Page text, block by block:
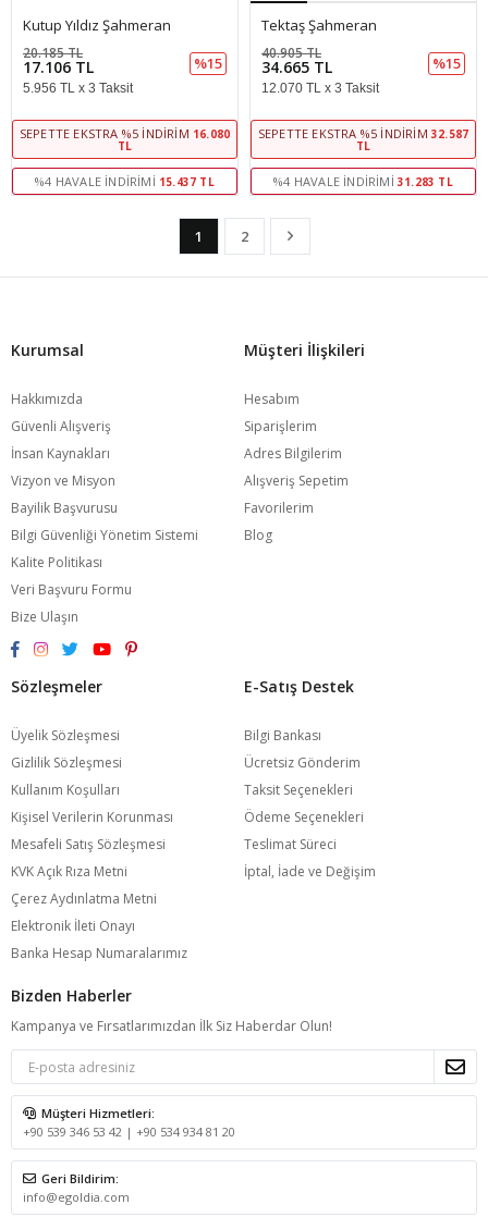
Kutup Yıldız Şahmeran
17.106 TL
20.185 TL
%15
5.956 TL x 3 Taksit
SEPETTE EKSTRA %5 İNDIRIM 16.080
TL
%4 HAVALE İNDIRIMI 15.437 TL
Tektaş Şahmeran
34.665 TL
40.905 TL
%15
12.070 TL x 3 Taksit
SEPETTE EKSTRA %5 İNDIRIM 32.587
TL
%4 HAVALE İNDIRIMI 31.283 TL
1 2
Kurumsal
Hakkımızda
Güvenli Alışveriş
İnsan Kaynakları
Vizyon ve Misyon
Bayilik Başvurusu
Bilgi Güvenliği Yönetim Sistemi
Kalite Politikası
Veri Başvuru Formu
Bize Ulaşın
Müşteri İlişkileri
Hesabım
Siparişlerim
Adres Bilgilerim
Alışveriş Sepetim
Favorilerim
Blog
Sözleşmeler
Üyelik Sözleşmesi
Gizlilik Sözleşmesi
Kullanım Koşulları
Kişisel Verilerin Korunması
Mesafeli Satış Sözleşmesi
KVK Açık Rıza Metni
Çerez Aydınlatma Metni
Elektronik İleti Onayı
Banka Hesap Numaralarımız
E-Satış Destek
Bilgi Bankası
Ücretsiz Gönderim
Taksit Seçenekleri
Ödeme Seçenekleri
Teslimat Süreci
İptal, İade ve Değişim
Bizden Haberler
Kampanya ve Fırsatlarımızdan İlk Siz Haberdar Olun!
Müşteri Hizmetleri:
+90 539 346 53 42 | +90 534 934 81 20
Geri Bildirim:
info@egoldia.com